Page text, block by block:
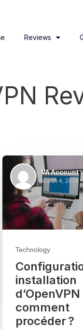
Reviews
VA Account
March 4, 2024
Technology
installation
d’OpenVPN
comment
procéder ?